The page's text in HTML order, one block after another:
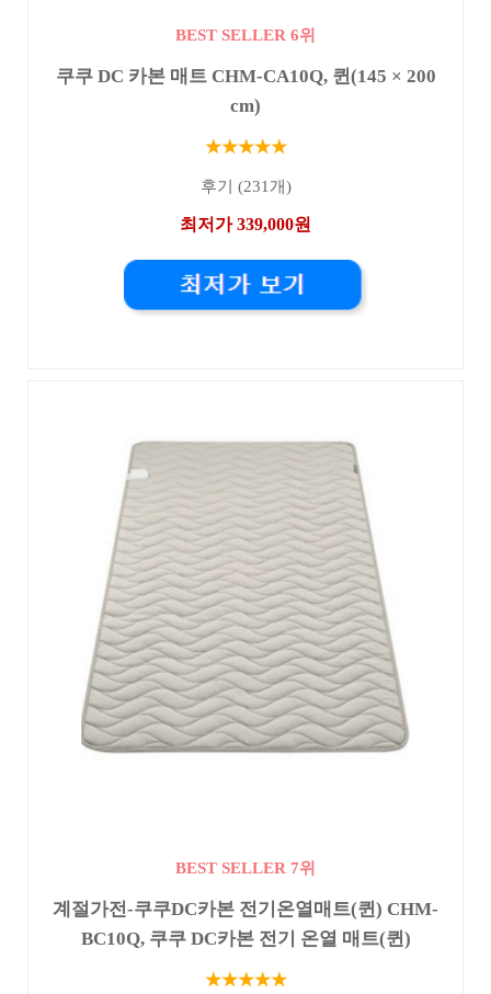
BEST SELLER 6위
쿠쿠 DC 카본 매트 CHM-CA10Q, 퀸(145 × 200
cm)
★★★★★
후기 (231개)
최저가 339,000원
BEST SELLER 7위
계절가전-쿠쿠DC카본 전기온열매트(퀸) CHM-
BC10Q, 쿠쿠 DC카본 전기 온열 매트(퀸)
★★★★★